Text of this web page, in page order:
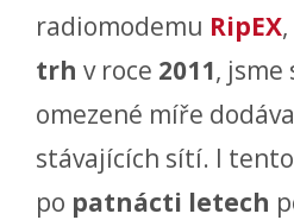
radiomodemu RipEX,
trh v roce 2011, jsme
omezené míře
stávajících sítí. I
po patnácti letech